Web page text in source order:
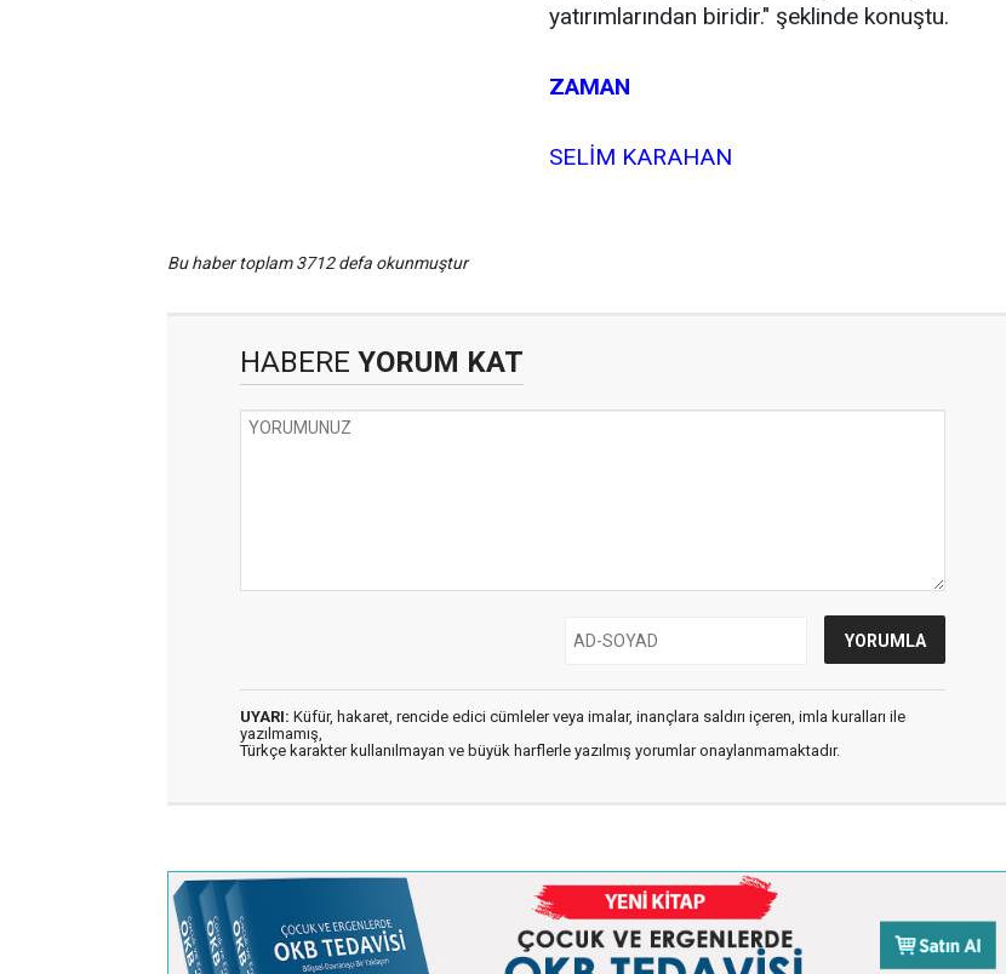
yatırımlarından biridir." şeklinde konuştu.
ZAMAN
SELİM KARAHAN
Bu haber toplam 3712 defa okunmuştur
HABERE YORUM KAT
UYARI: Küfür, hakaret, rencide edici cümleler veya imalar, inançlara saldırı içeren, imla kuralları ile
yazılmamış,
Türkçe karakter kullanılmayan ve büyük harflerle yazılmış yorumlar onaylanmamaktadır.